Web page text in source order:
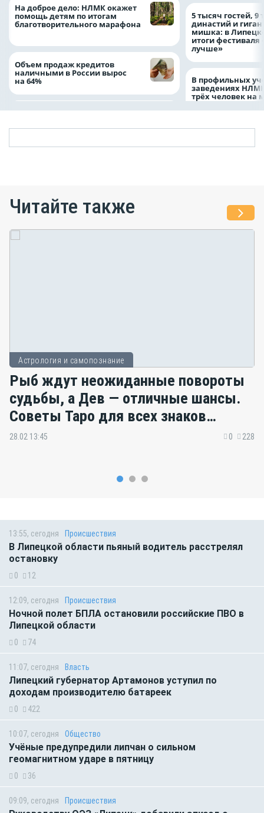
На доброе дело: НЛМК окажет
помощь детям по итогам
благотворительного марафона
Объем продаж кредитов
наличными в России вырос
на 64%
5 тысяч гостей, 9
династий и
мишка: в
итоги фестиваля
лучше»
В профильных
заведениях
трёх человек на
Читайте также
Астрология и самопознание
Рыб ждут неожиданные повороты
судьбы, а Дев — отличные шансы.
Советы Таро для всех знаков
зодиака
28.02 13:45 0 228
13:55, сегодня Происшествия
В Липецкой области пьяный водитель расстрелял
остановку
0 12
12:09, сегодня Происшествия
Ночной полет БПЛА остановили российские ПВО в
Липецкой области
0 74
11:07, сегодня Власть
Липецкий губернатор Артамонов уступил по
доходам производителю батареек
0 422
10:07, сегодня Общество
Учёные предупредили липчан о сильном
геомагнитном ударе в пятницу
0 36
09:09, сегодня Происшествия